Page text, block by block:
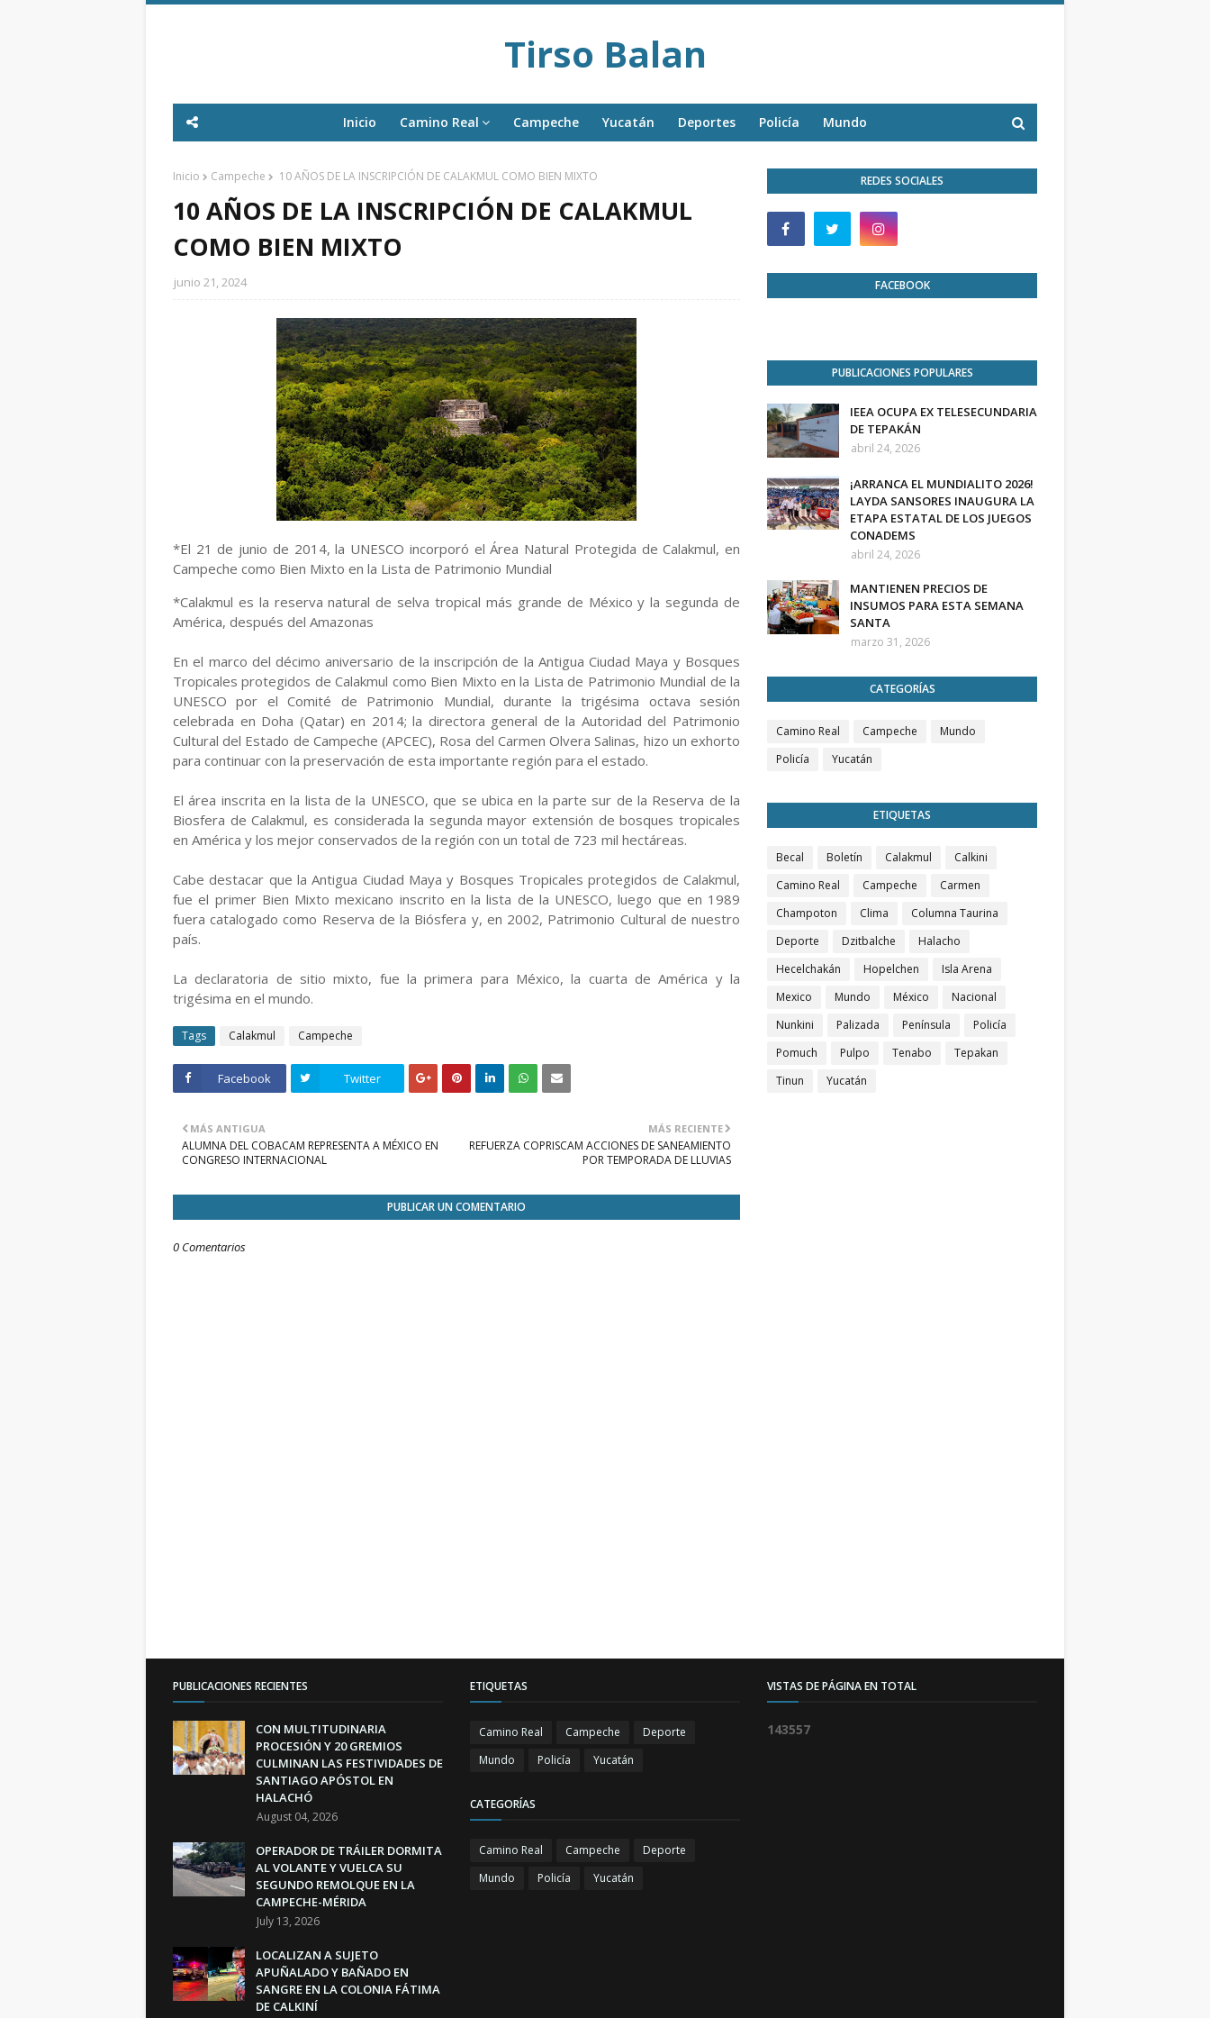
Tirso Balan
Inicio Camino Real Campeche Yucatán Deportes Policía Mundo
Inicio Campeche 10 AÑOS DE LA INSCRIPCIÓN DE CALAKMUL COMO BIEN MIXTO
10 AÑOS DE LA INSCRIPCIÓN DE CALAKMUL
COMO BIEN MIXTO
junio 21, 2024
*El 21 de junio de 2014, la UNESCO incorporó el Área Natural Protegida de Calakmul, en
Campeche como Bien Mixto en la Lista de Patrimonio Mundial
*Calakmul es la reserva natural de selva tropical más grande de México y la segunda de
América, después del Amazonas
En el marco del décimo aniversario de la inscripción de la Antigua Ciudad Maya y Bosques
Tropicales protegidos de Calakmul como Bien Mixto en la Lista de Patrimonio Mundial de la
UNESCO por el Comité de Patrimonio Mundial, durante la trigésima octava sesión
celebrada en Doha (Qatar) en 2014; la directora general de la Autoridad del Patrimonio
Cultural del Estado de Campeche (APCEC), Rosa del Carmen Olvera Salinas, hizo un exhorto
para continuar con la preservación de esta importante región para el estado.
El área inscrita en la lista de la UNESCO, que se ubica en la parte sur de la Reserva de la
Biosfera de Calakmul, es considerada la segunda mayor extensión de bosques tropicales
en América y los mejor conservados de la región con un total de 723 mil hectáreas.
Cabe destacar que la Antigua Ciudad Maya y Bosques Tropicales protegidos de Calakmul,
fue el primer Bien Mixto mexicano inscrito en la lista de la UNESCO, luego que en 1989
fuera catalogado como Reserva de la Biósfera y, en 2002, Patrimonio Cultural de nuestro
país.
La declaratoria de sitio mixto, fue la primera para México, la cuarta de América y la
trigésima en el mundo.
Tags Calakmul Campeche
Facebook Twitter
MÁS RECIENTE
REFUERZA COPRISCAM ACCIONES DE SANEAMIENTO
POR TEMPORADA DE LLUVIAS
MÁS ANTIGUA
ALUMNA DEL COBACAM REPRESENTA A MÉXICO EN
CONGRESO INTERNACIONAL
PUBLICAR UN COMENTARIO
0 Comentarios
REDES SOCIALES
FACEBOOK
PUBLICACIONES POPULARES
IEEA OCUPA EX TELESECUNDARIA
DE TEPAKÁN
abril 24, 2026
¡ARRANCA EL MUNDIALITO 2026!
LAYDA SANSORES INAUGURA LA
ETAPA ESTATAL DE LOS JUEGOS
CONADEMS
abril 24, 2026
MANTIENEN PRECIOS DE
INSUMOS PARA ESTA SEMANA
SANTA
marzo 31, 2026
CATEGORÍAS
Camino Real Campeche
Mundo
Policía
Yucatán
ETIQUETAS
Becal Boletín Calakmul
Calkini
Camino Real
Campeche
Carmen
Champoton
Clima
Columna Taurina
Deporte
Dzitbalche
Halacho
Hecelchakán
Hopelchen
Isla Arena
Mexico
Mundo México
Nacional
Nunkini
Palizada Península
Policía
Pomuch
Pulpo Tenabo
Tepakan
Tinun
Yucatán
PUBLICACIONES RECIENTES
CON MULTITUDINARIA
PROCESIÓN Y 20 GREMIOS
CULMINAN LAS FESTIVIDADES DE
SANTIAGO APÓSTOL EN
HALACHÓ
August 04, 2026
OPERADOR DE TRÁILER DORMITA
AL VOLANTE Y VUELCA SU
SEGUNDO REMOLQUE EN LA
CAMPECHE-MÉRIDA
July 13, 2026
LOCALIZAN A SUJETO
APUÑALADO Y BAÑADO EN
SANGRE EN LA COLONIA FÁTIMA
DE CALKINÍ
ETIQUETAS
Camino Real Campeche
Deporte
Mundo
Policía Yucatán
CATEGORÍAS
Camino Real Campeche
Deporte
Mundo
Policía Yucatán
VISTAS DE PÁGINA EN TOTAL
143557